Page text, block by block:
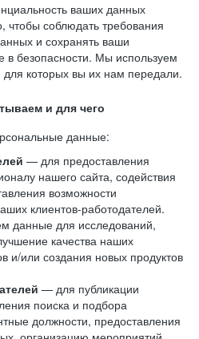
ваших данных
чтобы соблюдать требования
и сохранять ваши
в безопасности. Мы используем
для которых вы их нам передали.
и для чего
данные:
— для предоставления
нашего сайта, содействия
возможности
клиентов-работодателей.
данные для исследований,
качества наших
и/или создания новых продуктов
— для публикации
поиска и подбора
должности, предоставления